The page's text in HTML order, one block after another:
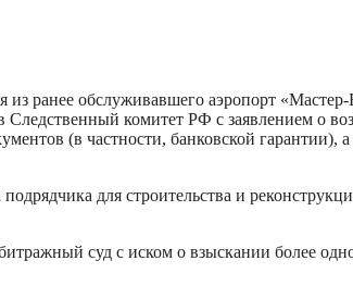
ранее обслуживавшего аэропорт «Мастер-
комитет РФ с заявлением о
(в частности, банковской гарантии), а
для строительства и
суд с иском о взыскании более